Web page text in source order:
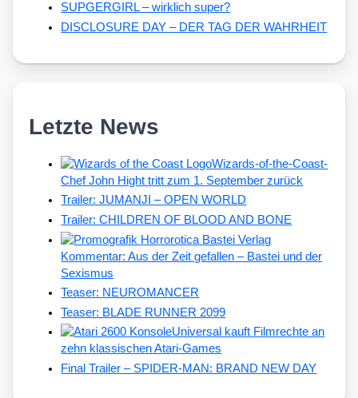
SUPGERGIRL – wirklich super?
DISCLOSURE DAY – DER TAG DER WAHRHEIT
Letzte News
Wizards-of-the-Coast-
Chef John Hight tritt zum 1. September zurück
Trailer: JUMANJI – OPEN WORLD
Trailer: CHILDREN OF BLOOD AND BONE
Kommentar: Aus der Zeit gefallen – Bastei und der
Sexismus
Teaser: NEUROMANCER
Teaser: BLADE RUNNER 2099
Universal kauft Filmrechte an
zehn klassischen Atari-Games
Final Trailer – SPIDER-MAN: BRAND NEW DAY